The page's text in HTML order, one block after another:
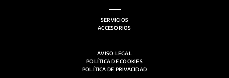
SERVICIOS
ACCESORIOS
AVISO LEGAL
POLÍTICA DE COOKIES
POLÍTICA DE PRIVACIDAD